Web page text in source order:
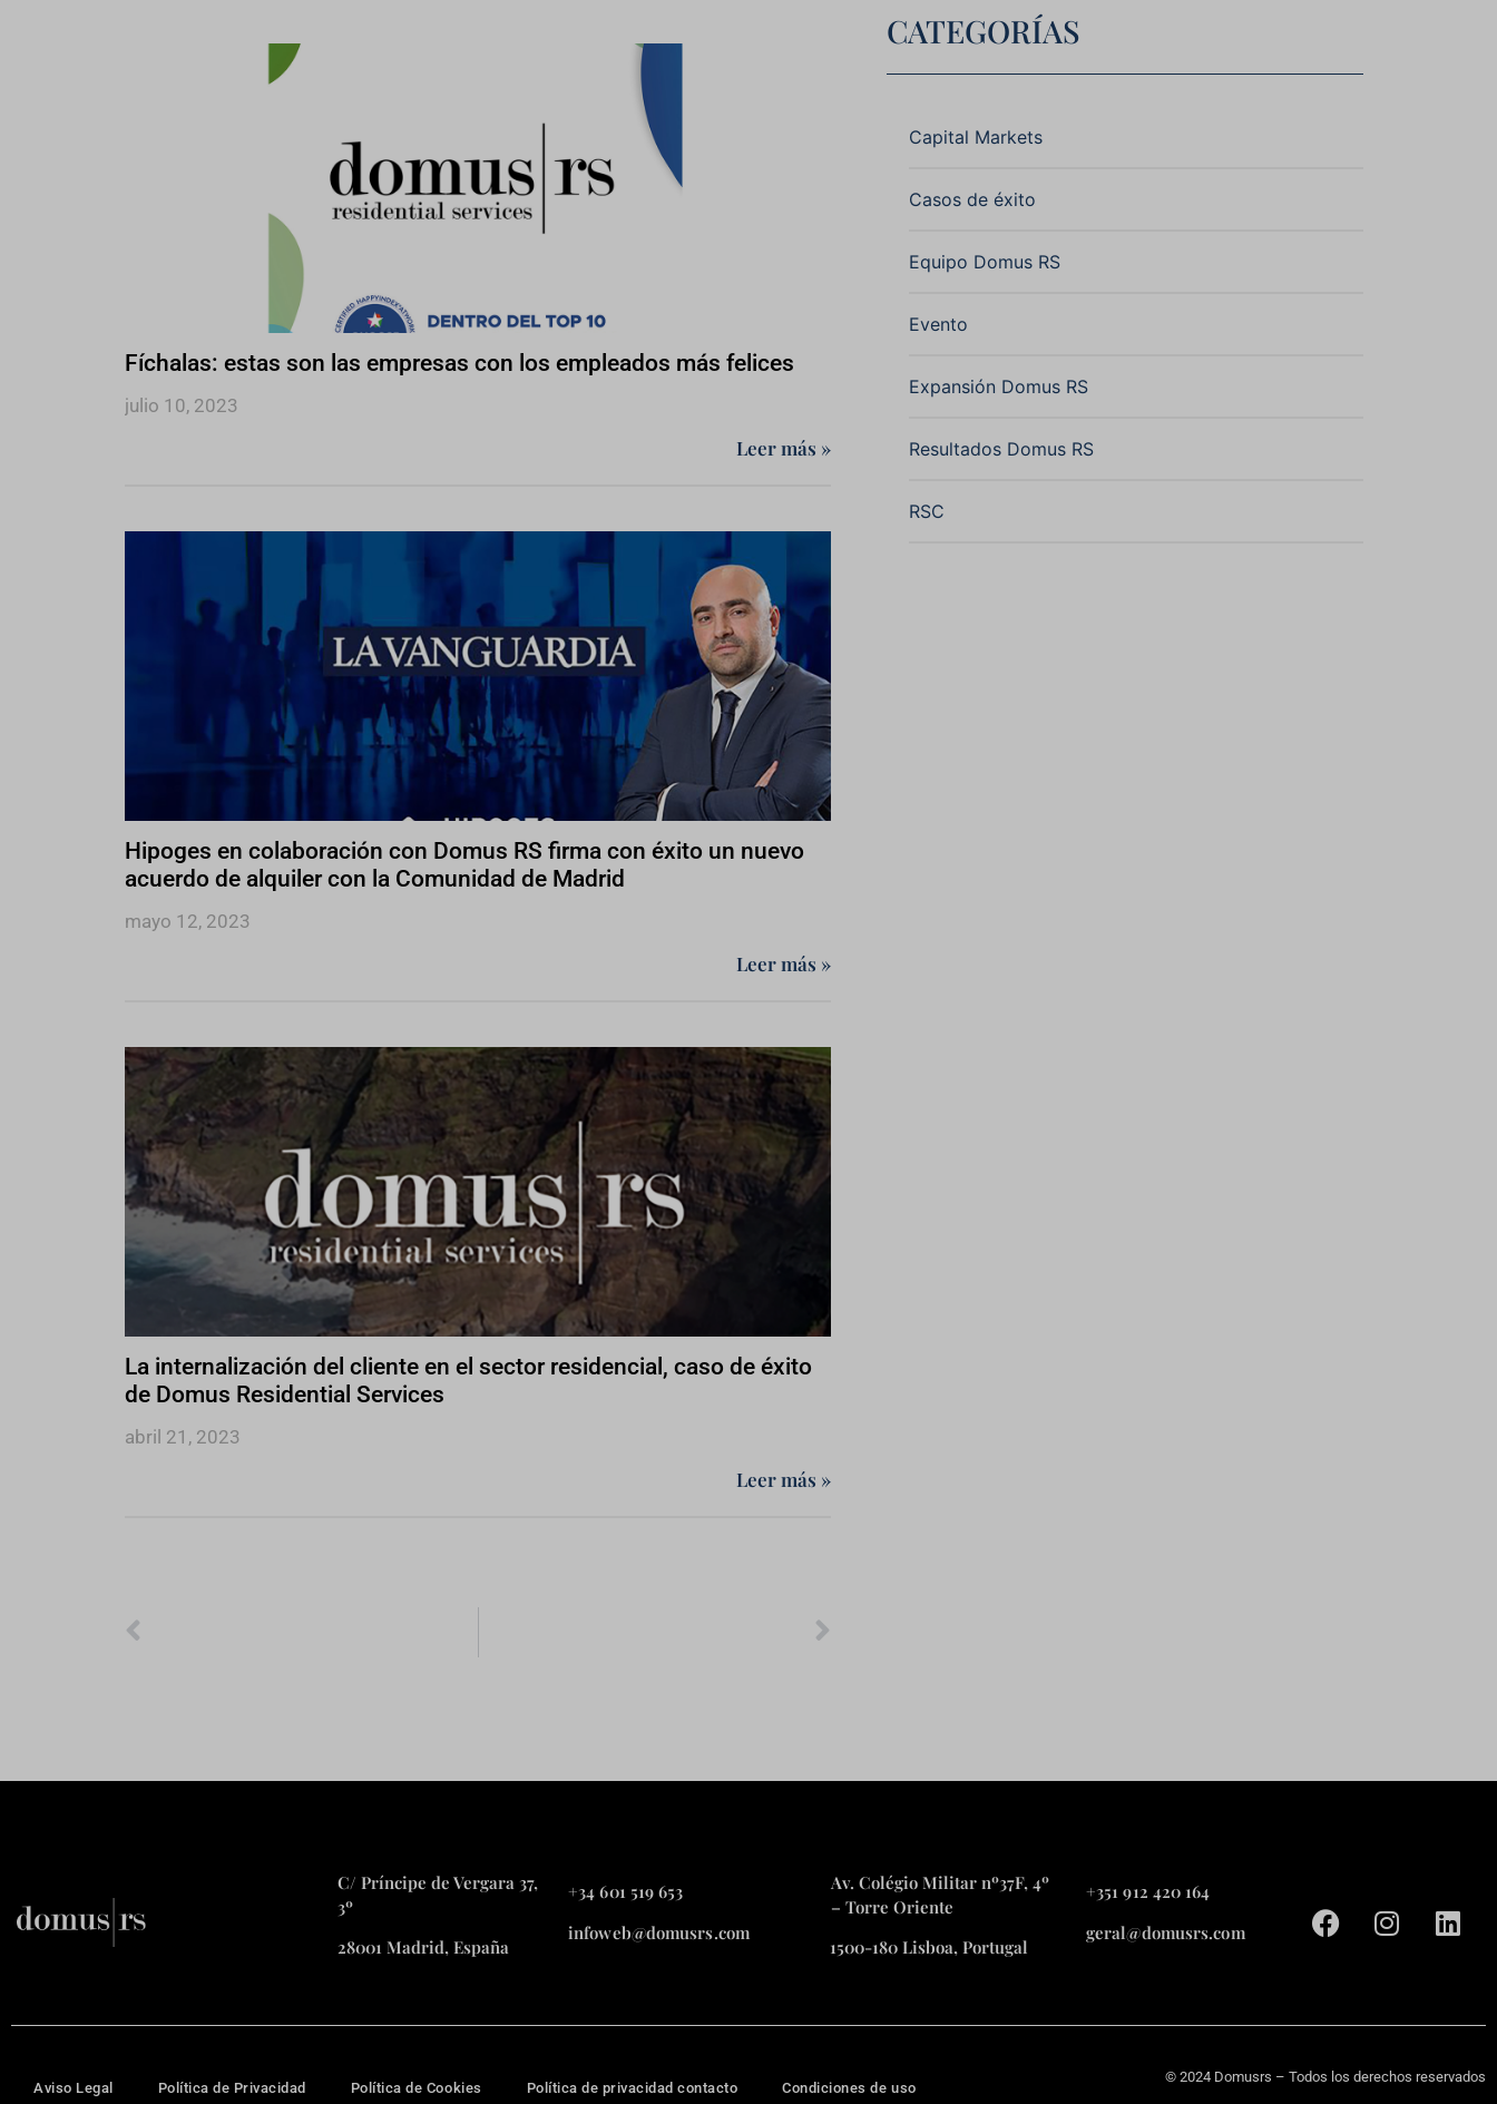
Fíchalas: estas son las empresas con los empleados más felices
julio 10, 2023
Leer más »
Hipoges en colaboración con Domus RS firma con éxito un nuevo
acuerdo de alquiler con la Comunidad de Madrid
mayo 12, 2023
Leer más »
La internalización del cliente en el sector residencial, caso de éxito
de Domus Residential Services
abril 21, 2023
Leer más »
CATEGORÍAS
Capital Markets
Casos de éxito
Equipo Domus RS
Evento
Expansión Domus RS
Resultados Domus RS
RSC
C/ Príncipe de Vergara 37,
3º
28001 Madrid, España
+34 601 519 653
infoweb@domusrs.com
Av. Colégio Militar nº37F, 4º
– Torre Oriente
1500-180 Lisboa, Portugal
+351 912 420 164
geral@domusrs.com
Aviso Legal Política de Privacidad Política de Cookies Política de privacidad contacto Condiciones de uso
© 2024 Domusrs – Todos los derechos reservados